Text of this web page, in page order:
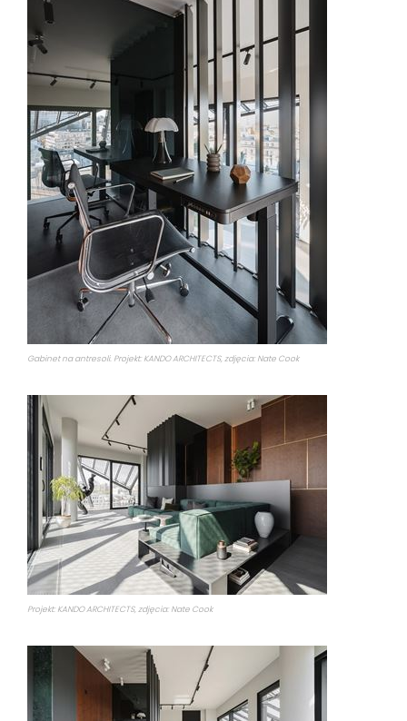
Gabinet na antresoli. Projekt: KANDO ARCHITECTS, zdjęcia: Nate Cook
Projekt: KANDO ARCHITECTS, zdjęcia: Nate Cook